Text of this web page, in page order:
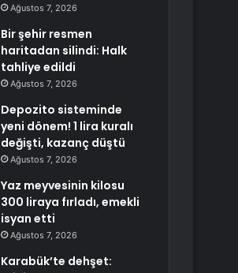
Ağustos 7, 2026
Bir şehir resmen
haritadan silindi: Halk
tahliye edildi
Ağustos 7, 2026
Depozito sisteminde
yeni dönem! 1 lira kuralı
değişti, kazanç düştü
Ağustos 7, 2026
Yaz meyvesinin kilosu
300 liraya fırladı, emekli
isyan etti
Ağustos 7, 2026
Karabük’te dehşet: